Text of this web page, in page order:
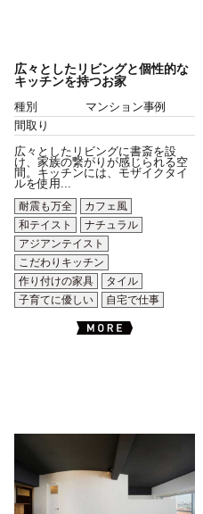
広々としたリビングと個性的な
キッチンを持つお家
種別
マンション事例
間取り
広々としたリビングに書斎を設
け、家族の繋がりが感じられる空
間。キッチンには、モザイクタイ
ルを使用...
耐震も万全
カフェ風
和テイスト
ナチュラル
アジアンテイスト
こだわりキッチン
作り付けの家具
タイル
子育てに優しい
自宅で仕事